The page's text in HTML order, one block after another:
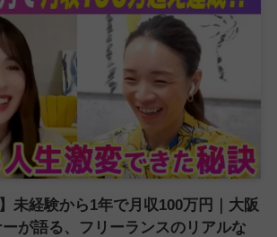
未経験から1年で月収100万円｜大阪
が語る、フリーランスのリアルな